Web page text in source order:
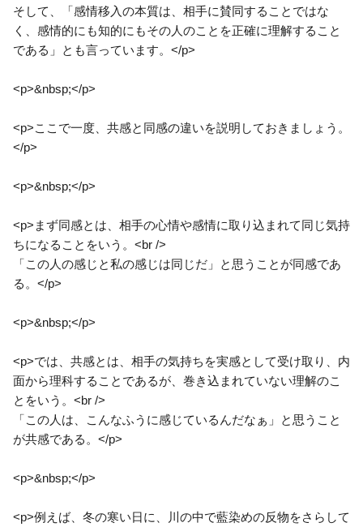
そして、「感情移入の本質は、相手に賛同することではな
く、感情的にも知的にもその人のことを正確に理解すること
である」とも言っています。</p>
<p>&nbsp;</p>
<p>ここで一度、共感と同感の違いを説明しておきましょう。
</p>
<p>&nbsp;</p>
<p>まず同感とは、相手の心情や感情に取り込まれて同じ気持
ちになることをいう。<br />
「この人の感じと私の感じは同じだ」と思うことが同感であ
る。</p>
<p>&nbsp;</p>
<p>では、共感とは、相手の気持ちを実感として受け取り、内
面から理科することであるが、巻き込まれていない理解のこ
とをいう。<br />
「この人は、こんなふうに感じているんだなぁ」と思うこと
が共感である。</p>
<p>&nbsp;</p>
<p>例えば、冬の寒い日に、川の中で藍染めの反物をさらして